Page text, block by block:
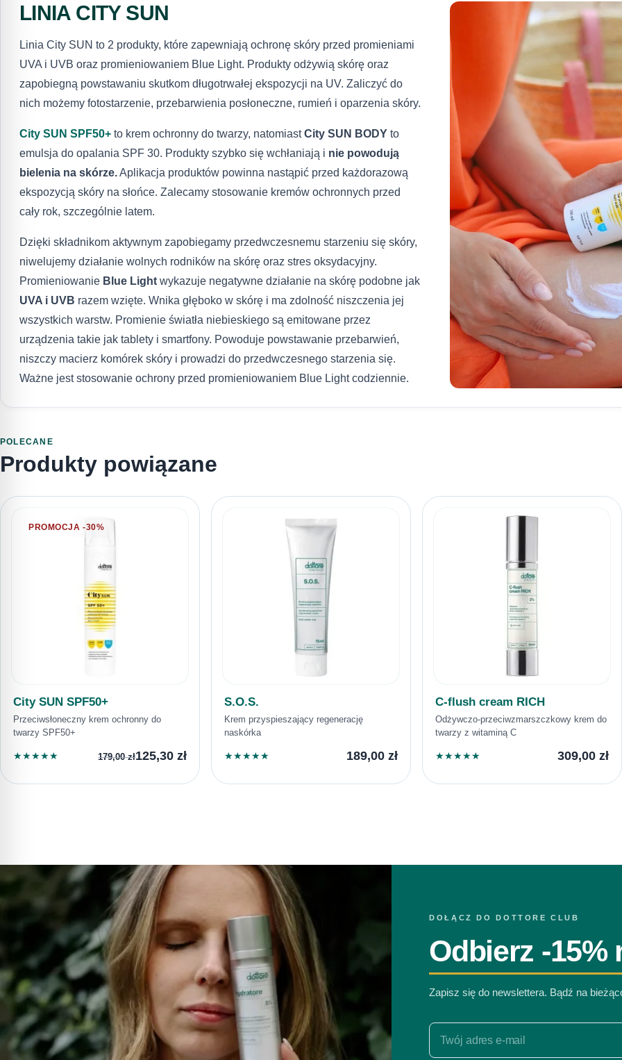
LINIA CITY SUN
Linia City SUN to 2 produkty, które zapewniają ochronę skóry przed promieniami
UVA i UVB oraz promieniowaniem Blue Light. Produkty odżywią skórę oraz
zapobiegną powstawaniu skutkom długotrwałej ekspozycji na UV. Zaliczyć do
nich możemy fotostarzenie, przebarwienia posłoneczne, rumień i oparzenia skóry.
City SUN SPF50+to krem ochronny do twarzy, natomiastCity SUN BODYto
emulsja do opalania SPF 30. Produkty szybko się wchłaniają i nie powodują
bielenia na skórze.Aplikacja produktów powinna nastąpić przed każdorazową
ekspozycją skóry na słońce. Zalecamy stosowanie kremów ochronnych przed
cały rok, szczególnie latem.
Dzięki składnikom aktywnym zapobiegamy przedwczesnemu starzeniu się skóry,
niwelujemy działanie wolnych rodników na skórę oraz stres oksydacyjny.
Promieniowanie Blue Lightwykazuje negatywne działanie na skórę podobne jak
UVA i UVB razem wzięte. Wnika głęboko w skórę i ma zdolność niszczenia jej
wszystkich warstw. Promienie światła niebieskiego są emitowane przez
urządzenia takie jak tablety i smartfony. Powoduje powstawanie przebarwień,
niszczy macierz komórek skóry i prowadzi do przedwczesnego starzenia się.
Ważne jest stosowanie ochrony przed promieniowaniem Blue Light codziennie.
POLECANE
Produkty powiązane
PROMOCJA -30%
City SUN SPF50+
Przeciwsłoneczny krem ochronny do
twarzy SPF50+
★★★★★ 179,00zł125,30zł
S.O.S.
Krem przyspieszający regenerację
naskórka
★★★★★ 189,00zł
C-flush cream RICH
Odżywczo-przeciwzmarszczkowy krem do
twarzy z witaminą C
★★★★★ 309,00zł
DOŁĄCZ DO DOTTORE CLUB
Odbierz -15%
Zapisz się do newslettera. Bądź na